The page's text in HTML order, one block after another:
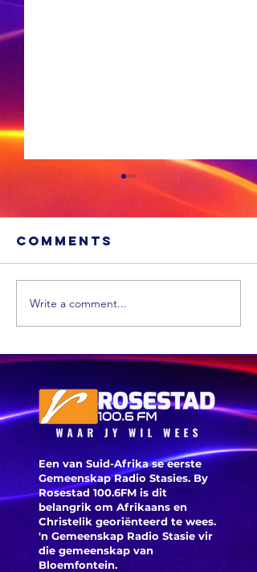
Xhariep kry
eers in 2031 'n
nuwe
munisipaliteit
Comments
Write a comment...
Een van Suid-Afrika se eerste
Gemeenskap Radio Stasies. By
Rosestad 100.6FM is dit
belangrik om Afrikaans en
Christelik georiënteerd te wees.
'n Gemeenskap Radio Stasie vir
die gemeenskap van
Bloemfontein.